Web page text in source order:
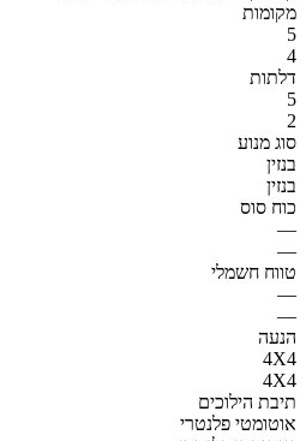
מקומות
5
4
דלתות
5
2
סוג מנוע
בנזין
בנזין
כוח סוס
—
—
טווח חשמלי
—
—
הנעה
4X4
4X4
תיבת הילוכים
אוטומטי פלנטרי